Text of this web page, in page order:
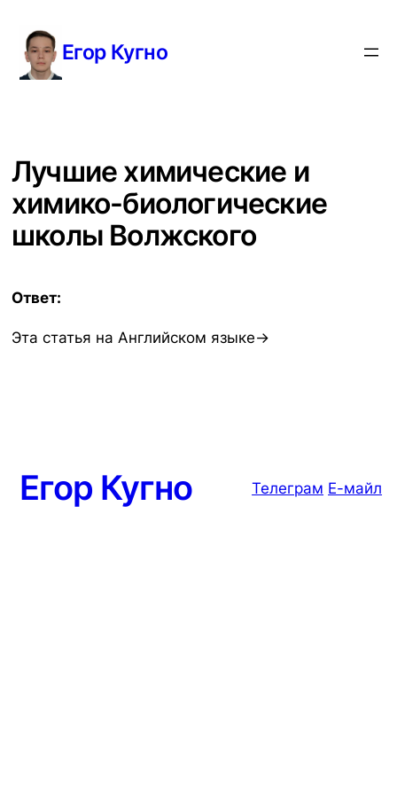
содержимому
Егор Кугно
Лучшие химические и
химико-биологические
школы Волжского
Ответ:
Эта статья на Английском языке→
Егор Кугно Телеграм Е-майл